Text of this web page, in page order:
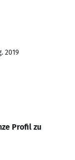
2019
Profil zu